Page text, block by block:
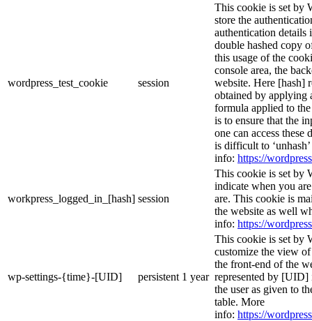
wordpress_test_cookie session
This cookie is set by
store the
authentication details
double hashed copy
this usage of the
console area, the
website. Here [hash]
obtained by applying
formula applied to
is to ensure that the
one can access these
is difficult to
info: https://
workpress_logged_in_[hash] session
This cookie is set by
indicate when you
are. This cookie is
the website as well
info: https://
wp-settings-{time}-[UID] persistent 1 year
This cookie is set by
customize the view
the front-end of the
represented by
the user as given to
table. More
info: https://